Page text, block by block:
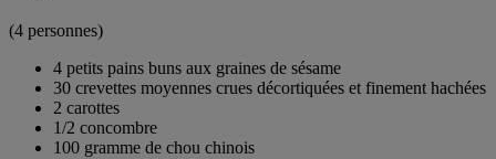
(4 personnes)
4 petits pains buns aux graines de sésame
30 crevettes moyennes crues décortiquées et finement hachées
2 carottes
1/2 concombre
100 gramme de chou chinois